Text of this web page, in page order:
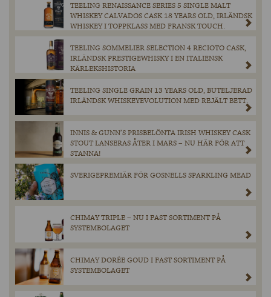
TEELING RENAISSANCE SERIES 5 SINGLE MALT
WHISKEY CALVADOS CASK 18 YEARS OLD, IRLÄNDSK
WHISKEY I TOPPKLASS MED FRANSK TOUCH.
TEELING SOMMELIER SELECTION 4 RECIOTO CASK,
IRLÄNDSK PRESTIGEWHISKY I EN ITALIENSK
KÄRLEKSHISTORIA
TEELING SINGLE GRAIN 13 YEARS OLD, BUTELJERAD
IRLÄNDSK WHISKEYEVOLUTION MED REJÄLT BETT.
INNIS & GUNN’S PRISBELÖNTA IRISH WHISKEY CASK
STOUT LANSERAS ÅTER I MARS – NU HÄR FÖR ATT
STANNA!
SVERIGEPREMIÄR FÖR GOSNELLS SPARKLING MEAD
CHIMAY TRIPLE – NU I FAST SORTIMENT PÅ
SYSTEMBOLAGET
CHIMAY DORÉE GOUD I FAST SORTIMENT PÅ
SYSTEMBOLAGET